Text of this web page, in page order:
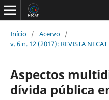
Início / Acervo /
v. 6 n. 12 (2017): REVISTA
Aspectos
dívida pública